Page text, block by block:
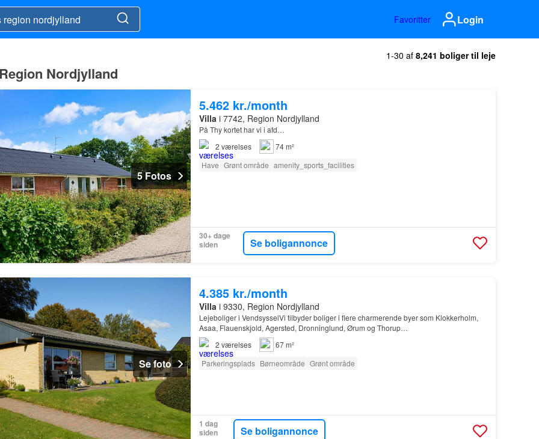
Favoritter Login
1-30 af 8,241 boliger til leje
Nordjylland
5 Fotos
5.462 kr./month
Villai 7742, Region Nordjylland
På Thy kortet har vi i afd…
2 værelses
74 m²
Have Grønt område amenity_sports_facilities
30+ dage
siden
Se boligannonce
Se foto
4.385 kr./month
Villa i 9330, Region Nordjylland
Lejeboliger i VendsysselVi tilbyder boliger i flere charmerende byer som Klokkerholm,
Asaa, Flauenskjold, Agersted, Dronninglund, Ørum og Thorup…
2 værelses
67 m²
Parkeringsplads Børneområde Grønt område
1 dag
siden
Se boligannonce